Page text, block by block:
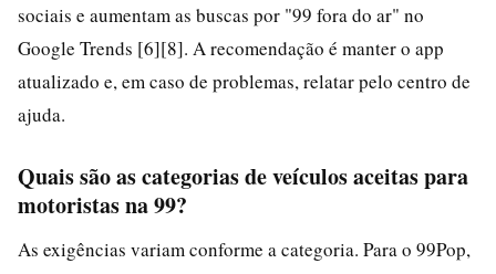
sociais e aumentam as buscas por "99 fora do ar" no
Google Trends [6][8]. A recomendação é manter o app
atualizado e, em caso de problemas, relatar pelo centro de
ajuda.
Quais são as categorias de veículos aceitas para
motoristas na 99?
As exigências variam conforme a categoria. Para o 99Pop,